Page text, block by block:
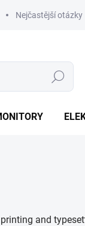
Nejčastější otázky
Hledat
and